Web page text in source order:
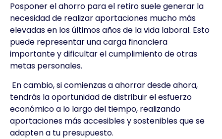
Posponer el ahorro para el retiro suele generar la
necesidad de realizar aportaciones mucho más
elevadas en los últimos años de la vida laboral. Esto
puede representar una carga financiera
importante y dificultar el cumplimiento de otras
metas personales.
En cambio, si comienzas a ahorrar desde ahora,
tendrás la oportunidad de distribuir el esfuerzo
económico a lo largo del tiempo, realizando
aportaciones más accesibles y sostenibles que se
adapten a tu presupuesto.